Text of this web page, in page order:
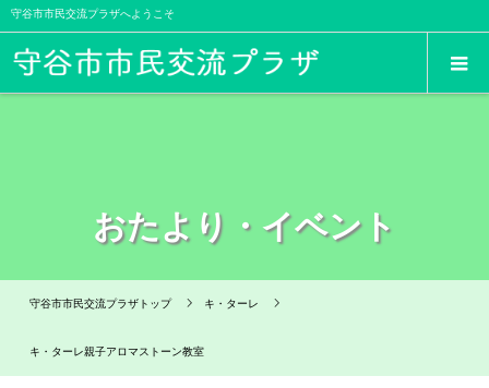
守谷市市民交流プラザへようこそ
おたより・イベント
守谷市市民交流プラザトップ キ・ターレ
キ・ターレ親子アロマストーン教室